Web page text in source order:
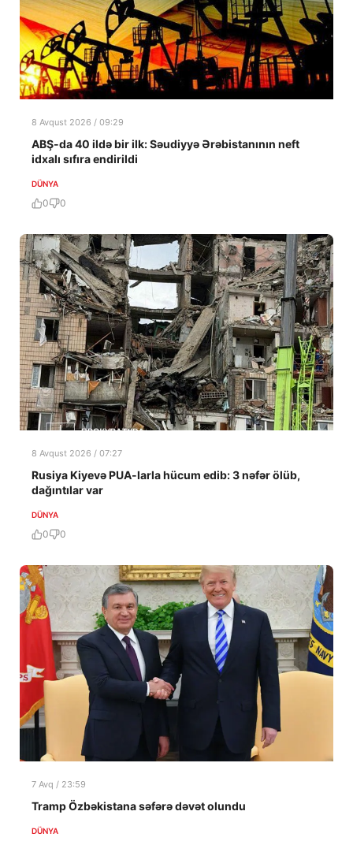
8 Avqust 2026 / 09:29
ABŞ-da 40 ildə bir ilk: Səudiyyə Ərəbistanının neft
idxalı sıfıra endirildi
DÜNYA
0 0
8 Avqust 2026 / 07:27
Rusiya Kiyevə PUA-larla hücum edib: 3 nəfər ölüb,
dağıntılar var
DÜNYA
0 0
7 Avq / 23:59
Tramp Özbəkistana səfərə dəvət olundu
DÜNYA